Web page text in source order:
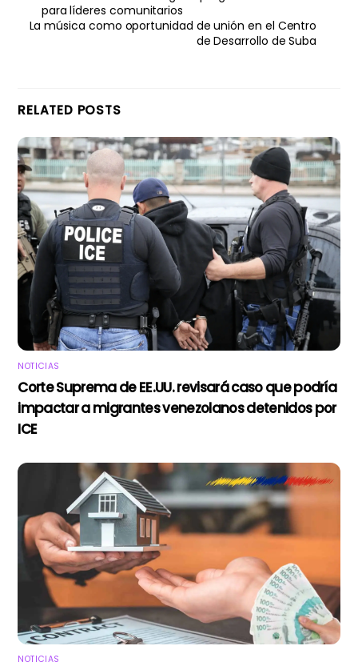
para líderes comunitarios
La música como oportunidad de unión en el Centro
de Desarrollo de Suba
RELATED POSTS
NOTICIAS
Corte Suprema de EE.UU. revisará caso que podría
impactar a migrantes venezolanos detenidos por
ICE
NOTICIAS